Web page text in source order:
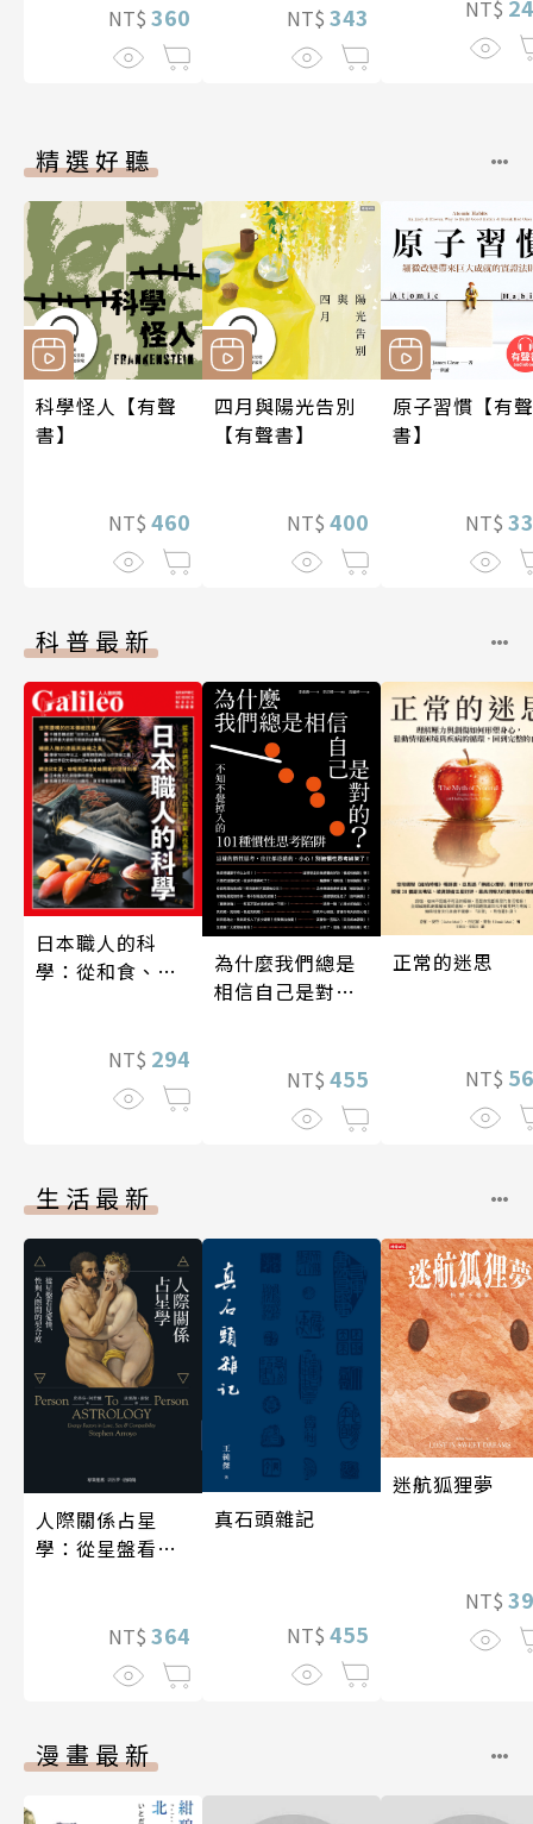
NT$ 360
NT$ 343 NT$
精選好聽
科學怪人【有聲
書】
NT$ 460
四月與陽光告別
【有聲書】
NT$ 400
原子習慣【有聲
書】
NT$
科普最新
日本職人的科
學：從和食、清
技藝的祕密 人人
伽利略45
NT$ 294
為什麼我們總是
相信自己是對
NT$ 455
正常的迷思
NT$
生活最新
人際關係占星
學：從星盤看見
NT$ 364
真石頭雜記
NT$ 455
迷航狐狸夢
NT$
漫畫最新